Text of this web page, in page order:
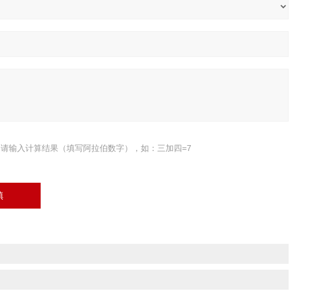
请输入计算结果（填写阿拉伯数字），如：三加四=7